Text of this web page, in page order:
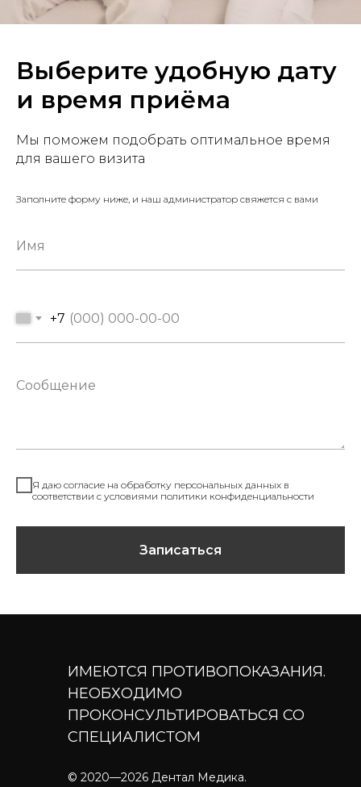
Выберите удобную дату
и время приёма
Мы поможем подобрать оптимальное время
для вашего визита
Заполните форму ниже, и наш администратор свяжется с вами
+7
Я даю согласие на обработку персональных данных в
соответствии с условиями политики конфиденциальности
Записаться
© 2020—2026 Дентал Медика.
ИМЕЮТСЯ ПРОТИВОПОКАЗАНИЯ.
НЕОБХОДИМО
ПРОКОНСУЛЬТИРОВАТЬСЯ СО
СПЕЦИАЛИСТОМ